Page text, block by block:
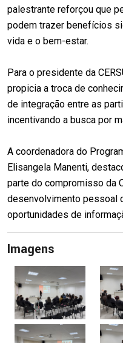
palestrante reforçou que
podem trazer benefícios
vida e o bem-estar.
Para o presidente da
propicia a troca de
de integração entre as
incentivando a busca por
A coordenadora do
Elisangela Manenti,
parte do compromisso da
desenvolvimento pessoal
oportunidades de
Imagens